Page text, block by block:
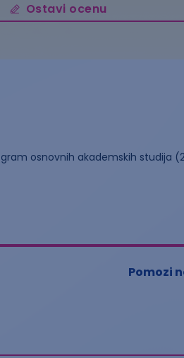
Ostavi ocenu
osnovnih akademskih studija
Pomozi